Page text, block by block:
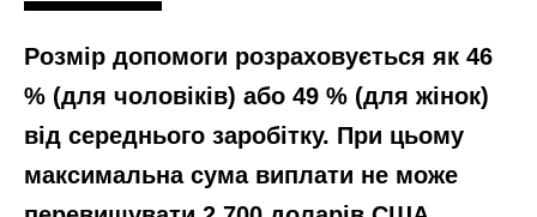
Розмір допомоги розраховується як 46
% (для чоловіків) або 49 % (для жінок)
від середнього заробітку. При цьому
максимальна сума виплати не може